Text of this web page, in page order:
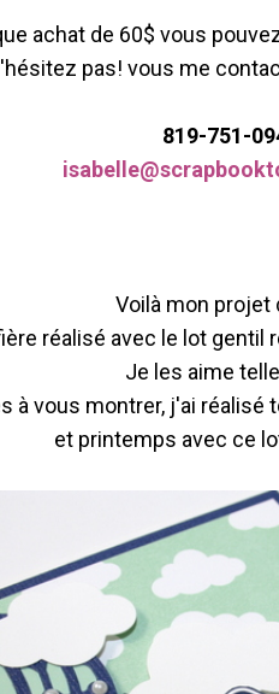
achat de 60$ vous
pas! vous me
819-751-
Voilà mon projet
réalisé avec le lot gentil
Je les aime
à vous montrer, j'ai
et printemps avec ce